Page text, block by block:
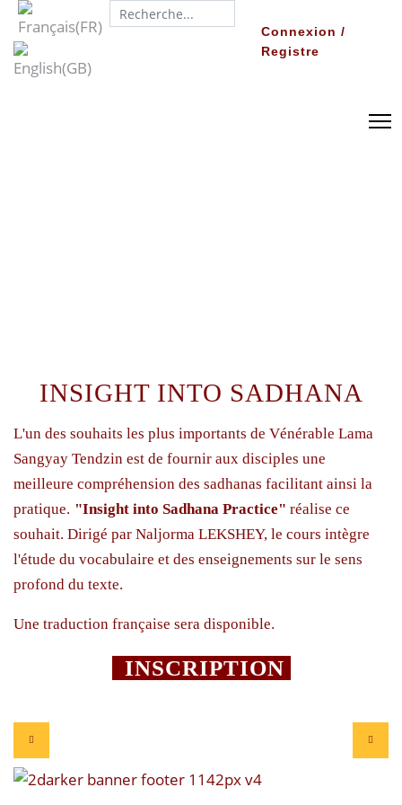
Search...
Connexion /
Registre
INSIGHT INTO SADHANA
L'un des souhaits les plus importants de Vénérable Lama
Sangyay Tendzin est de fournir aux disciples une
meilleure compréhension des sadhanas facilitant ainsi la
pratique. "Insight into Sadhana Practice" réalise ce
souhait. Dirigé par Naljorma LEKSHEY, le cours intègre
l'étude du vocabulaire et des enseignements sur le sens
profond du texte.
Une traduction française sera disponible.
INSCRIPTION